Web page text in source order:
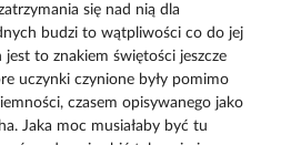
się nad nią dla
budzi to wątpliwości co do jej
to znakiem świętości jeszcze
uczynki czynione były pomimo
czasem opisywanego jako
Jaka moc musiałaby być tu